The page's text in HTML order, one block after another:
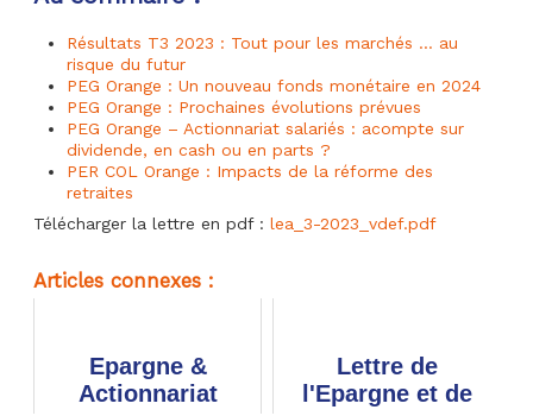
2023,
nouveau
fonds
monétaire
dans
le
PEG,
évolutions
du
acompte
réforme
PER
COL
Résultats T3 2023 : Tout pour les marchés … au
risque du futur
PEG Orange : Un nouveau fonds monétaire en 2024
PEG Orange : Prochaines évolutions prévues
PEG Orange – Actionnariat salariés : acompte sur
dividende, en cash ou en parts ?
PER COL Orange : Impacts de la réforme des
retraites
Télécharger la lettre en pdf : lea_3-2023_vdef.pdf
Articles connexes :
Epargne &
Actionnariat
Lettre de
l'Epargne et de